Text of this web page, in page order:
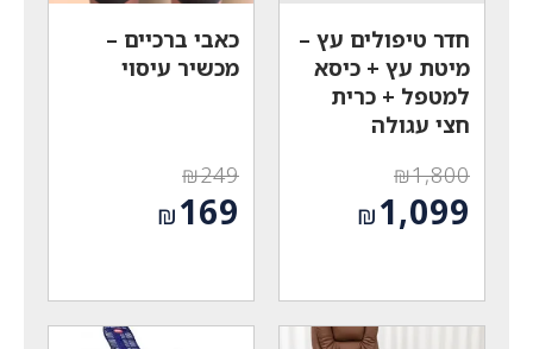
חדר טיפולים עץ –
מיטת עץ + כיסא
למטפל + כרית
חצי עגולה
₪1,800
המחיר
המקורי
₪1,099
הוא:
₪1,099.
כאבי ברכיים –
מכשיר עיסוי
₪249
המחיר
המקורי ₪169
הוא:
₪169.